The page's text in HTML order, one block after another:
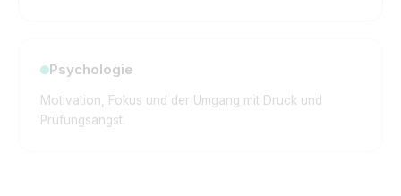
Psychologie
Motivation, Fokus und der Umgang mit Druck und
Prüfungsangst.